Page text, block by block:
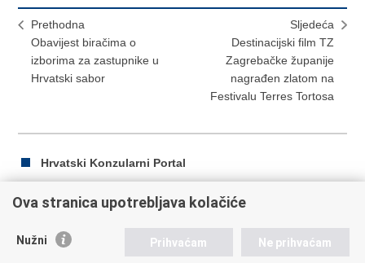
Prethodna
Obavijest biračima o
izborima za zastupnike u
Hrvatski sabor
Sljedeća
Destinacijski film TZ
Zagrebačke županije
nagrađen zlatom na
Festivalu Terres Tortosa
Hrvatski Konzularni Portal
Ispiši
Podijeli
Ova stranica upotrebljava kolačiće
Nužni Prihvaćam Ne prihvaćam